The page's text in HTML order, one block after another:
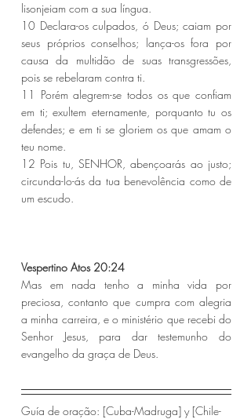
lisonjeiam com a sua língua.
10 Declara-os culpados, ó Deus; caiam por
seus próprios conselhos; lança-os fora por
causa da multidão de suas transgressões,
pois se rebelaram contra ti.
11 Porém alegrem-se todos os que confiam
em ti; exultem eternamente, porquanto tu os
defendes; e em ti se gloriem os que amam o
teu nome.
12 Pois tu, SENHOR, abençoarás ao justo;
circunda-lo-ás da tua benevolência como de
um escudo.
Vespertino Atos 20:24
Mas em nada tenho a minha vida por
preciosa, contanto que cumpra com alegria
a minha carreira, e o ministério que recebi do
Senhor Jesus, para dar testemunho do
evangelho da graça de Deus.
Guía de oração: [Cuba-Madruga] y [Chile-